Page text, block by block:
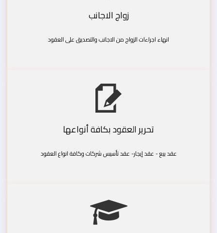
زواج الاجانب
انهاء اجراءات الزواج من الاجانب والتصديق على العقود
تحرير العقود بكافة أنواعها
عقد بيع - عقد إيجار- عقد تأسيس شركات وكافة انواع العقود